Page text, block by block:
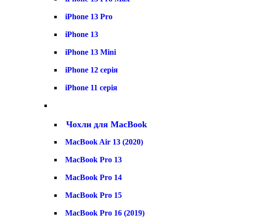
iPhone 13 Pro
iPhone 13
iPhone 13 Mini
iPhone 12 серія
iPhone 11 серія
Чохли для MacBook
MacBook Air 13 (2020)
MacBook Pro 13
MacBook Pro 14
MacBook Pro 15
MacBook Pro 16 (2019)